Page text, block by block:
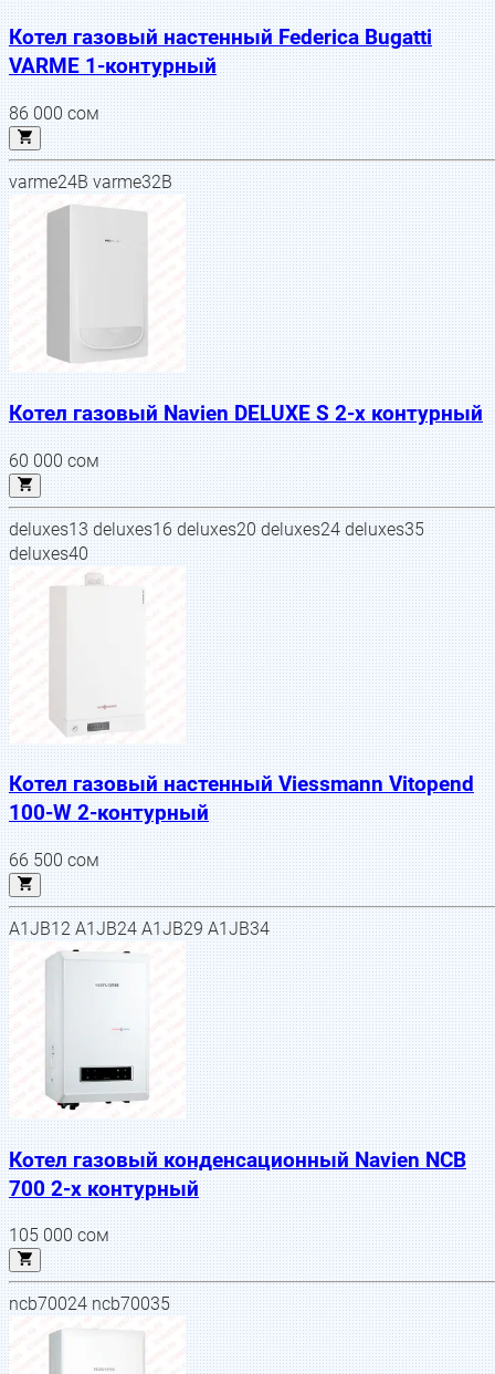
Котел газовый настенный Federica Bugatti
VARME 1-контурный
86 000сом
varme24B varme32B
Котел газовый Navien DELUXE S 2-х контурный
60 000сом
deluxes13 deluxes16 deluxes20 deluxes24 deluxes35
deluxes40
Котел газовый настенный Viessmann Vitopend
100-W 2-контурный
66 500сом
A1JB12 A1JB24 A1JB29 A1JB34
Котел газовый конденсационный Navien NCB
700 2-х контурный
105 000сом
ncb70024 ncb70035